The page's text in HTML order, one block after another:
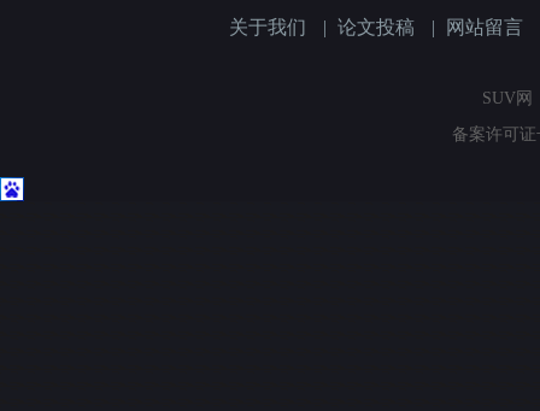
关于我们 | 论文投稿 | 网站留言
SUV网
备案许可证